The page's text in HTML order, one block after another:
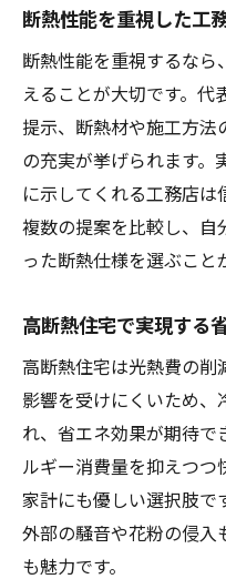
断熱性能を重視した工
断熱性能を重視するなら
えることが大切です。代
提示、断熱材や施工方法
の充実が挙げられます。
に示してくれる工務店は
複数の提案を比較し、自
った断熱仕様を選ぶこと
高断熱住宅で実現する
高断熱住宅は光熱費の削
影響を受けにくいため、
れ、省エネ効果が期待で
ルギー消費量を抑えつつ
家計にも優しい選択肢で
外部の騒音や花粉の侵入
も魅力です。